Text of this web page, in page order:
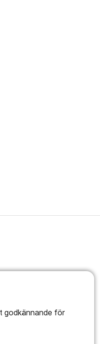
godkännande för